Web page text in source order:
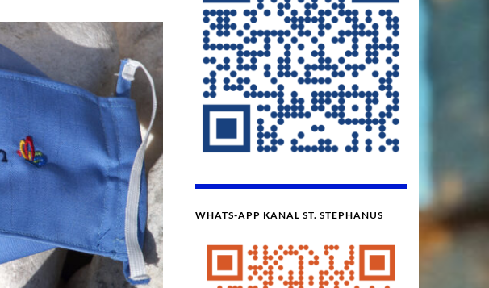
WHATS-APP KANAL ST. STEPHANUS